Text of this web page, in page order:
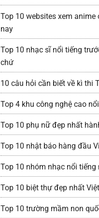
Top 10 websites xem anime
nay
Top 10 nhạc sĩ nổi tiếng
chứ
10 câu hỏi cần biết về kì thi
Top 4 khu công nghệ cao
Top 10 phụ nữ đẹp nhất
Top 10 nhật báo hàng đầu
Top 10 nhóm nhạc nổi
Top 10 biệt thự đẹp nhất
Top 10 trường mầm non